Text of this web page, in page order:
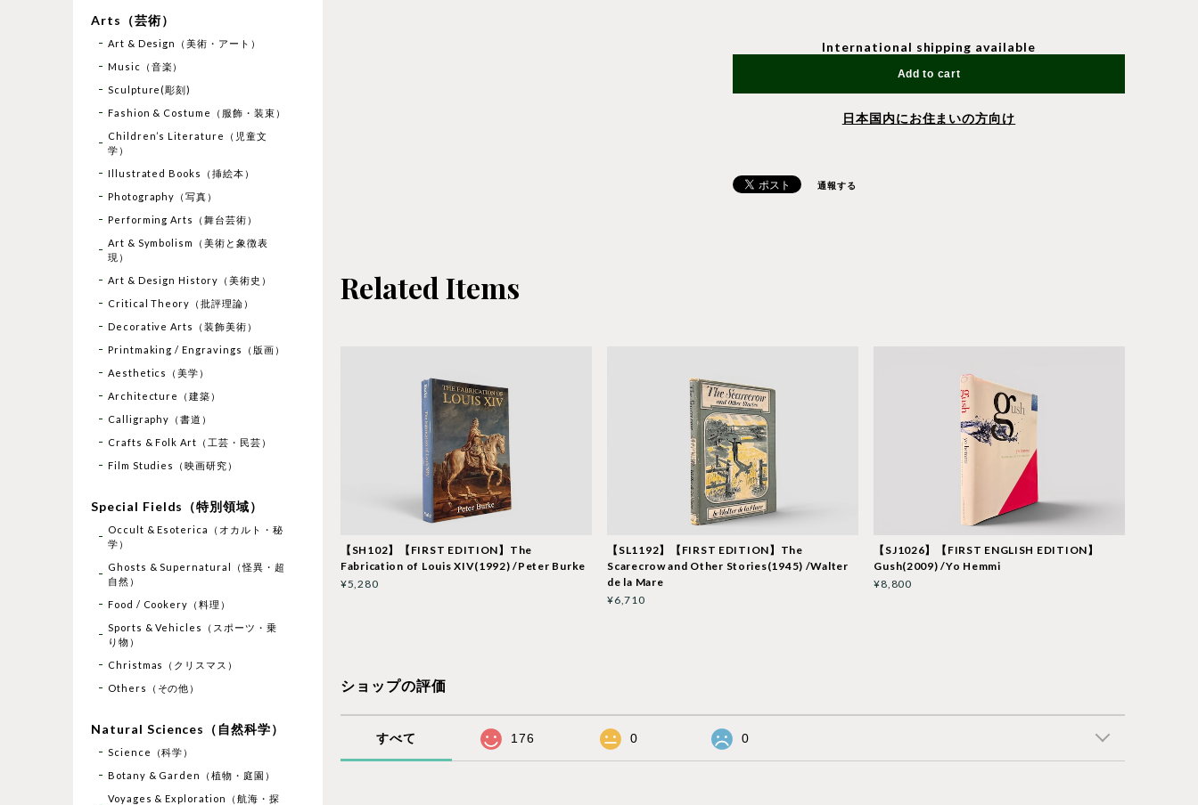
International shipping available
Add to cart
日本国内にお住まいの方向け
通報する
Related Items
【SH102】【FIRST EDITION】The
Fabrication of Louis XIV(1992) /Peter Burke
¥5,280
【SL1192】【FIRST EDITION】The
Scarecrow and Other Stories(1945) /Walter
de la Mare
¥6,710
【SJ1026】【FIRST ENGLISH EDITION】
Gush(2009) /Yo Hemmi
¥8,800
ショップの評価
すべて 176 0 0
Arts（芸術）
Art & Design（美術・アート）
Music（音楽）
Sculpture(彫刻)
Fashion & Costume（服飾・装束）
Children’s Literature（児童文
学）
Illustrated Books（挿絵本）
Photography（写真）
Performing Arts（舞台芸術）
Art & Symbolism（美術と象徴表
現）
Art & Design History（美術史）
Critical Theory（批評理論）
Decorative Arts（装飾美術）
Printmaking / Engravings（版画）
Aesthetics（美学）
Architecture（建築）
Calligraphy（書道）
Crafts & Folk Art（工芸・民芸）
Film Studies（映画研究）
Special Fields（特別領域）
Occult & Esoterica（オカルト・秘
学）
Ghosts & Supernatural（怪異・超
自然）
Food / Cookery（料理）
Sports & Vehicles（スポーツ・乗
り物）
Christmas（クリスマス）
Others（その他）
Natural Sciences（自然科学）
Science（科学）
Botany & Garden（植物・庭園）
Voyages & Exploration（航海・探